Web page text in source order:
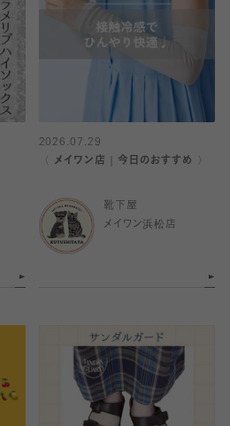
2026.07.29
〈 メイワン店｜今日のおすすめ 〉
靴下屋
メイワン浜松店